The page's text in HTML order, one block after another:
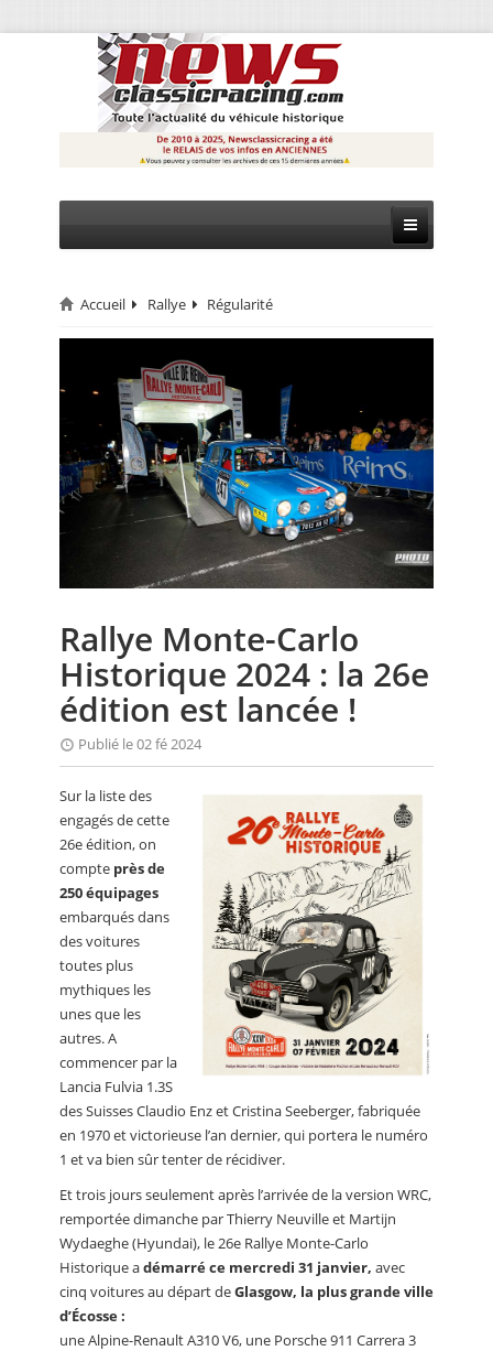
CIRCUIT
MONTAGNE
EVÈNEMENTS
CALENDRIER
VIDEO
ANNUAIRES
PETITES ANNONCES
Accueil Rallye Régularité
Rallye Monte-Carlo
Historique 2024 : la 26e
édition est lancée !
Publié le 02 fé 2024
Sur la liste des
engagés de cette
26e édition, on
compte près de
250 équipages
embarqués dans
des voitures
toutes plus
mythiques les
unes que les
autres. A
commencer par la
Lancia Fulvia 1.3S
des Suisses Claudio Enz et Cristina Seeberger, fabriquée
en 1970 et victorieuse l’an dernier, qui portera le numéro
1 et va bien sûr tenter de récidiver.
Et trois jours seulement après l’arrivée de la version WRC,
remportée dimanche par Thierry Neuville et Martijn
Wydaeghe (Hyundai), le 26e Rallye Monte-Carlo
Historique adémarré ce mercredi 31 janvier, avec
cinq voitures au départ deGlasgow, la plus grande ville
d’Écosse :
une Alpine-Renault A310 V6, une Porsche 911 Carrera 3